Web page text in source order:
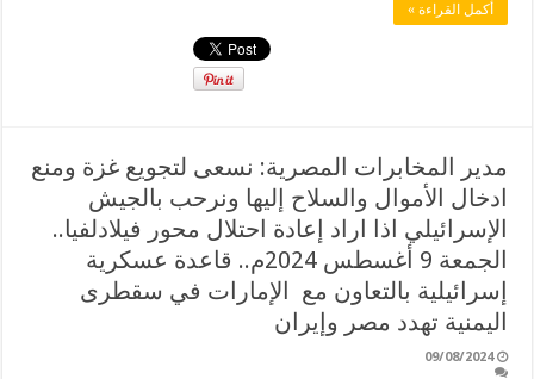
أكمل القراءة »
مدير المخابرات المصرية: نسعى لتجويع غزة ومنع
ادخال الأموال والسلاح إليها ونرحب بالجيش
الإسرائيلي اذا اراد إعادة احتلال محور فيلادلفيا..
الجمعة 9 أغسطس 2024م.. قاعدة عسكرية
إسرائيلية بالتعاون مع الإمارات في سقطرى
اليمنية تهدد مصر وإيران
09/08/2024